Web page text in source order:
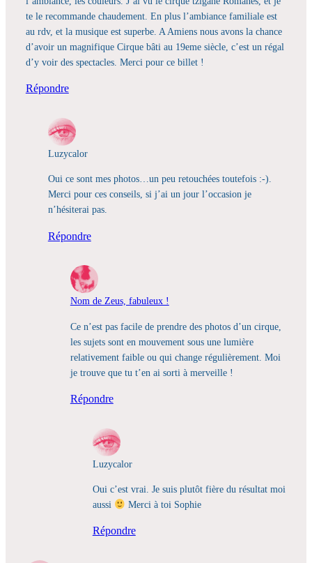
te le recommande chaudement. En plus l’ambiance familiale est
au rdv, et la musique est superbe. A Amiens nous avons la chance
d’avoir un magnifique Cirque bâti au 19eme siècle, c’est un régal
d’y voir des spectacles. Merci pour ce billet !
Répondre
Luzycalor
Oui ce sont mes photos…un peu retouchées toutefois :-).
Merci pour ces conseils, si j’ai un jour l’occasion je
n’hésiterai pas.
Répondre
Nom de Zeus, fabuleux !
Ce n’est pas facile de prendre des photos d’un cirque,
les sujets sont en mouvement sous une lumière
relativement faible ou qui change régulièrement. Moi
je trouve que tu t’en ai sorti à merveille !
Répondre
Luzycalor
Oui c’est vrai. Je suis plutôt fière du résultat moi
aussi
Merci à toi Sophie
Répondre